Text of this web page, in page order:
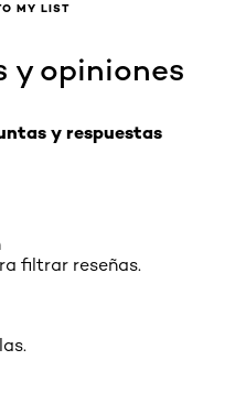
MY LIST
y opiniones
y respuestas
filtrar reseñas.